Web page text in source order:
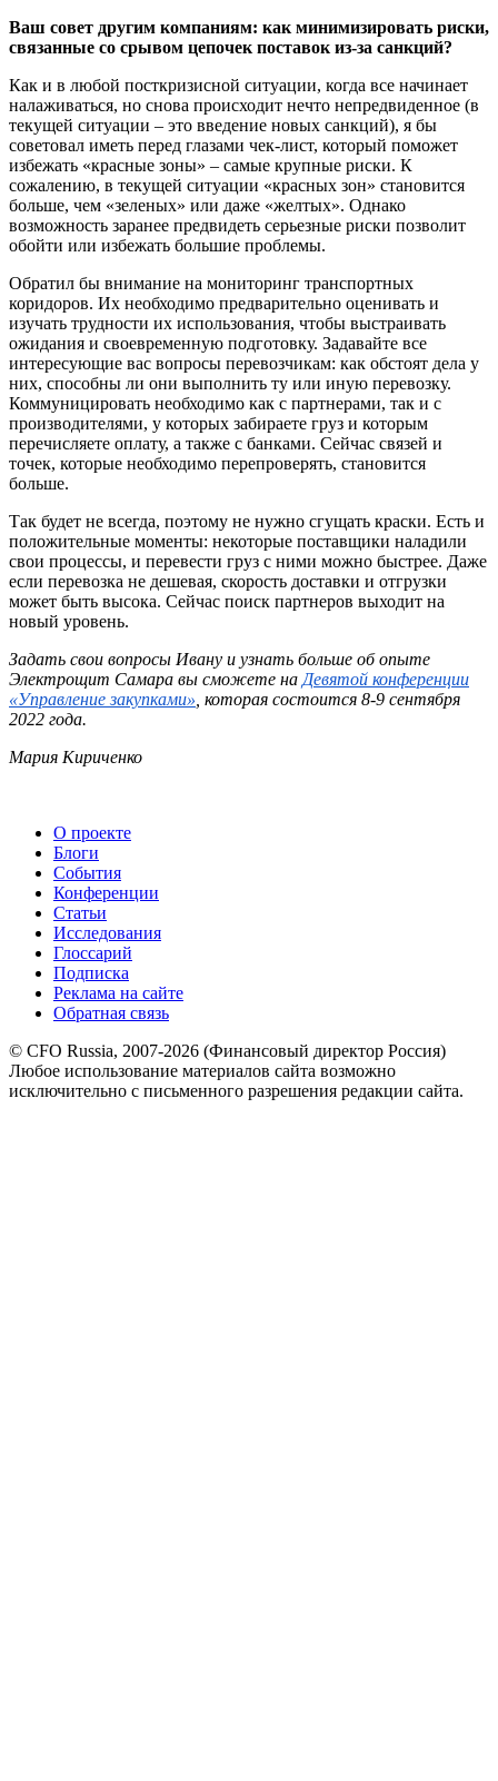
Ваш совет другим компаниям: как минимизировать риски,
связанные со срывом цепочек поставок из-за санкций?
Как и в любой посткризисной ситуации, когда все начинает
налаживаться, но снова происходит нечто непредвиденное (в
текущей ситуации – это введение новых санкций), я бы
советовал иметь перед глазами чек-лист, который поможет
избежать «красные зоны» – самые крупные риски. К
сожалению, в текущей ситуации «красных зон» становится
больше, чем «зеленых» или даже «желтых». Однако
возможность заранее предвидеть серьезные риски позволит
обойти или избежать большие проблемы.
Обратил бы внимание на мониторинг транспортных
коридоров. Их необходимо предварительно оценивать и
изучать трудности их использования, чтобы выстраивать
ожидания и своевременную подготовку. Задавайте все
интересующие вас вопросы перевозчикам: как обстоят дела у
них, способны ли они выполнить ту или иную перевозку.
Коммуницировать необходимо как с партнерами, так и с
производителями, у которых забираете груз и которым
перечисляете оплату, а также с банками. Сейчас связей и
точек, которые необходимо перепроверять, становится
больше.
Так будет не всегда, поэтому не нужно сгущать краски. Есть и
положительные моменты: некоторые поставщики наладили
свои процессы, и перевести груз с ними можно быстрее. Даже
если перевозка не дешевая, скорость доставки и отгрузки
может быть высока. Сейчас поиск партнеров выходит на
новый уровень.
Задать свои вопросы Ивану и узнать больше об опыте
Электрощит Самара вы сможете на Девятой конференции
«Управление закупками» , которая состоится 8-9 сентября
2022 года.
Мария Кириченко
О проекте
Блоги
События
Конференции
Статьи
Исследования
Глоссарий
Подписка
Реклама на сайте
Обратная связь
© CFO Russia, 2007-2026 (Финансовый директор Россия)
Любое использование материалов сайта возможно
исключительно с письменного разрешения редакции сайта.